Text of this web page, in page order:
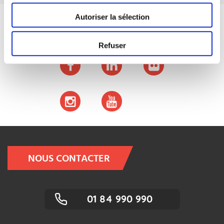
Autoriser la sélection
Refuser
Restons connectés
NOUS CONTACTER
01 84 990 990